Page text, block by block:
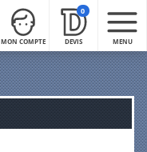
MON COMPTE DEVIS
0
MENU